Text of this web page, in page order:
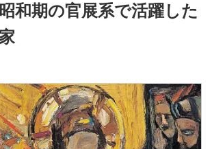
和期の官展系で活躍した